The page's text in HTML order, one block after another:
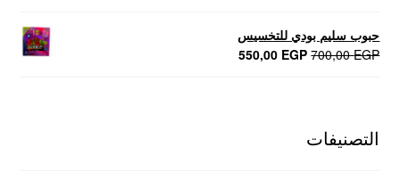
600,00 EGP.
520,00 EGP.
حبوب سليم بودي للتخسيس
700,00EGP
السعر550,00 EGP
السعر
التصنيفات